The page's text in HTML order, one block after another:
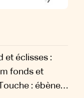
et éclisses :
fonds et
: ébène